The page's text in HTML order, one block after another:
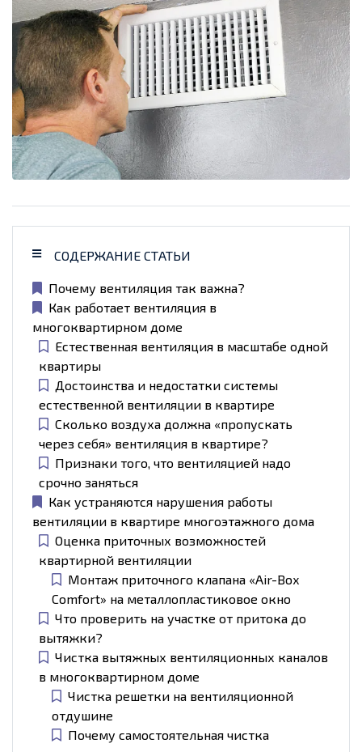
СОДЕРЖАНИЕ СТАТЬИ
Почему вентиляция так важна?
Как работает вентиляция в
многоквартирном доме
Естественная вентиляция в масштабе одной
квартиры
Достоинства и недостатки системы
естественной вентиляции в квартире
Сколько воздуха должна «пропускать
через себя» вентиляция в квартире?
Признаки того, что вентиляцией надо
срочно заняться
Как устраняются нарушения работы
вентиляции в квартире многоэтажного дома
Оценка приточных возможностей
квартирной вентиляции
Монтаж приточного клапана «Air-Box
Comfort» на металлопластиковое окно
Что проверить на участке от притока до
вытяжки?
Чистка вытяжных вентиляционных каналов
в многоквартирном доме
Чистка решетки на вентиляционной
отдушине
Почему самостоятельная чистка